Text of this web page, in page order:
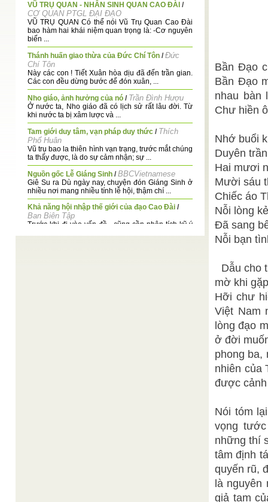
VŨ TRỤ QUAN - NHÂN SINH QUAN CAO ĐÀI /
CƠ QUAN PTGL ĐẠI ĐẠO
VŨ TRỤ QUAN Có thể nói Vũ Trụ Quan Cao Ðài
bao hàm hai khái niệm quan trọng là: -Cơ nguyên
biến ...
Thánh huấn giao thừa của Đức Chí Tôn /Đức
Chí Tôn
Này các con ! Tiết Xuân hòa dịu đã đến trần gian.
Các con đều dừng bước để đón xuân, ...
Nho giáo, ảnh hưởng của nó / Trần Đình Hượu
Ở nước ta, Nho giáo đã có lịch sử rất lâu đời. Từ
khi nước ta bị xâm lược và ...
Tam giới duy tâm, vạn pháp duy thức / Thích
Phổ Huân
Vũ trụ bao la thiên hình vạn trạng, trước mắt chúng
ta thấy được, là do sự cảm nhận; sự ...
Nguồn gốc Lễ Giáng Sinh /BBCVietnamese
Giê Su ra Dù ngày nay, chuyện đón Giáng Sinh ở
nhiều nơi mang nhiều tính lễ hội, thậm chí ...
Khả năng hội nhập thế giới của đạo Cao Đài /
Ban Biên Tập
Trước khi đi vào vấn đề, cũng cần phân tích kỹ ý
Bần Đạo
Bần Đạo
nhau bàn
Chư hiền
Nhớ buổi
Duyên
Hai mươi
Mười sáu
Chiếc áo
Nỗi lòng
Đã sang
Nỗi bạn
Dẫu cho
mờ khi
Hỡi chư
Việt Nam
lòng đạo
ở đời
phong ba,
nhiên của
được
Nói tóm
vọng
những thí
tâm định
quyến rũ,
là
giả tạm